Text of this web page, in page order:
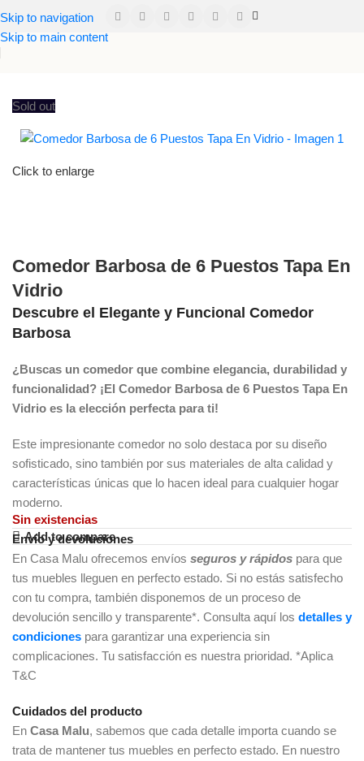
Skip to navigation
Skip to main content
Sold out
Click to enlarge
Comedor Barbosa de 6 Puestos Tapa En
Vidrio
Descubre el Elegante y Funcional Comedor
Barbosa
¿Buscas un comedor que combine elegancia, durabilidad y
funcionalidad? ¡El Comedor Barbosa de 6 Puestos Tapa En
Vidrio es la elección perfecta para ti!
Este impresionante comedor no solo destaca por su diseño
sofisticado, sino también por sus materiales de alta calidad y
características únicas que lo hacen ideal para cualquier hogar
moderno.
Sin existencias
Add to compare
Envío y devoluciones
En Casa Malu ofrecemos envíos seguros y rápidos para que
tus muebles lleguen en perfecto estado. Si no estás satisfecho
con tu compra, también disponemos de un proceso de
devolución sencillo y transparente*. Consulta aquí los detalles y
condiciones para garantizar una experiencia sin
complicaciones. Tu satisfacción es nuestra prioridad. *Aplica
T&C
Cuidados del producto
En Casa Malu, sabemos que cada detalle importa cuando se
trata de mantener tus muebles en perfecto estado. En nuestro